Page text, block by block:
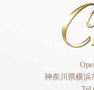
神奈川県横浜